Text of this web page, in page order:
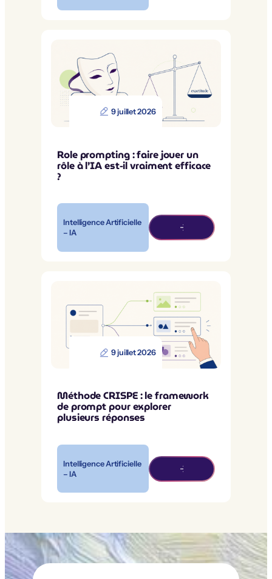
9 juillet 2026
Role prompting : faire jouer un
rôle à l’IA est-il vraiment efficace
?
Intelligence Artificielle
– IA
9 juillet 2026
Méthode CRISPE : le framework
de prompt pour explorer
plusieurs réponses
Intelligence Artificielle
– IA